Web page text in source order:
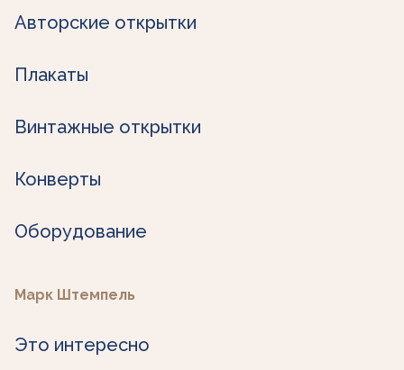
Авторские открытки
Плакаты
Винтажные открытки
Конверты
Оборудование
Марк Штемпель
Это интересно